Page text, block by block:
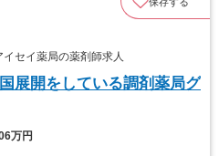
保存する
セイ薬局の薬剤師求人
展開をしている調剤薬局グ
万円